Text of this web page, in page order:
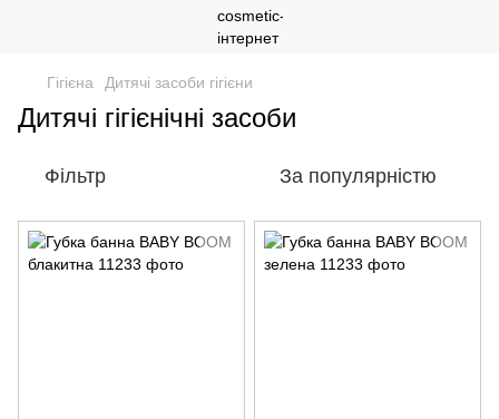
Гігієна Дитячі засоби гігієни
Дитячі гігієнічні засоби
Фільтр За популярністю